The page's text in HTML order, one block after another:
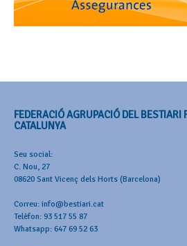
FEDERACIÓ AGRUPACIÓ DEL BESTIARI
CATALUNYA
Seu social:
C. Nou, 27
08620 Sant Vicenç dels Horts (Barcelona)
Correu: info@bestiari.cat
Telèfon: 93 517 55 87
Whatsapp: 647 69 52 63